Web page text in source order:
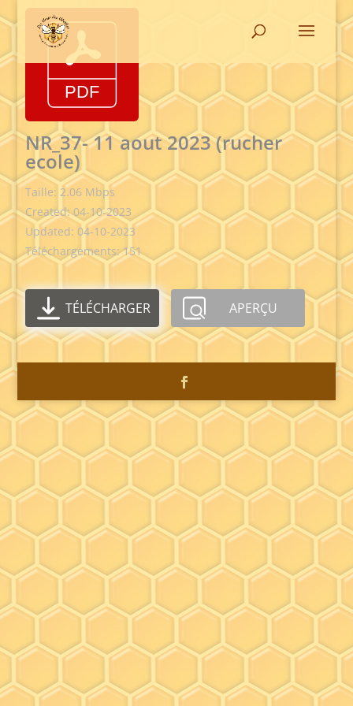
NR_37- 11 aout 2023 (rucher
ecole)
Taille: 2.06 Mbps
Created: 04-10-2023
Updated: 04-10-2023
Téléchargements: 151
TÉLÉCHARGER APERÇU